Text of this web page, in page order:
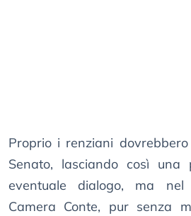
Proprio i renziani dovrebbero
Senato, lasciando così
eventuale dialogo, ma
Camera Conte, pur senza